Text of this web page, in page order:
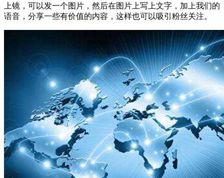
上镜，可以发一个图片，然后在图片上写上文字，加上我们的
语音，分享一些有价值的内容，这样也可以吸引粉丝关注。